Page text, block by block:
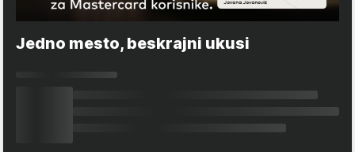
Jedno mesto, beskrajni ukusi